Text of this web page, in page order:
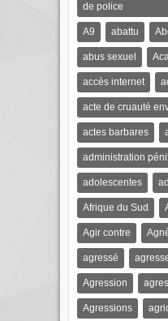
de police
A9 abattu
abus sexuel
accès internet
acte de cruauté
actes barbares
administration
adolescentes
Afrique du Sud
Agir contre
agressé
Agression
Agressions